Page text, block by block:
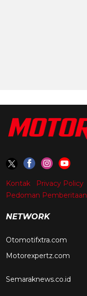
Kontak Privacy Policy
Pedoman Pemberitaan
NETWORK
Otomotifxtra.com
Motorexpertz.com
Semaraknews.co.id